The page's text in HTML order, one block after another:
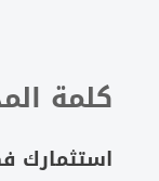
كلمة
استثمارك